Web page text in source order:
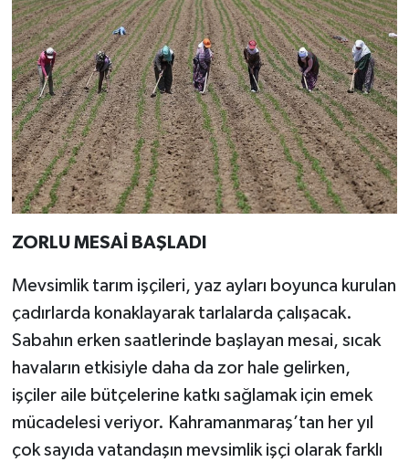
ZORLU MESAİ BAŞLADI
Mevsimlik tarım işçileri, yaz ayları boyunca kurulan
çadırlarda konaklayarak tarlalarda çalışacak.
Sabahın erken saatlerinde başlayan mesai, sıcak
havaların etkisiyle daha da zor hale gelirken,
işçiler aile bütçelerine katkı sağlamak için emek
mücadelesi veriyor. Kahramanmaraş’tan her yıl
çok sayıda vatandaşın mevsimlik işçi olarak farklı